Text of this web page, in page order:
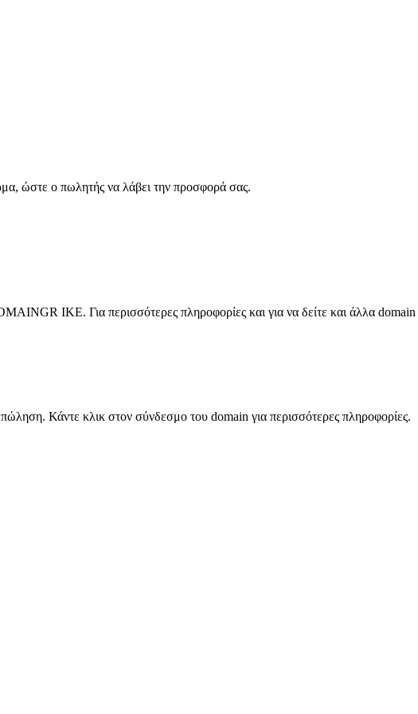
ώστε ο πωλητής να λάβει την προσφορά σας.
ΙΚΕ. Για περισσότερες πληροφορίες και για να δείτε και άλλα
Κάντε κλικ στον σύνδεσμο του domain για περισσότερες πληροφορίες.